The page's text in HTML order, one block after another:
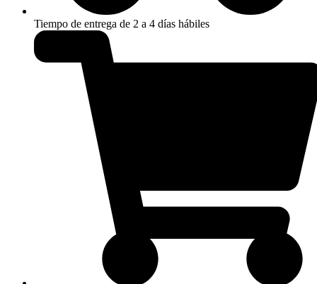
Tiempo de entrega de 2 a 4 días hábiles